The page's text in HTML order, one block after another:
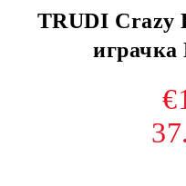
TRUDI